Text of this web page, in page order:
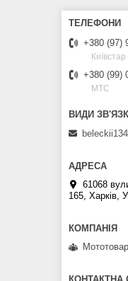
+380 (97)
Київстар
+380 (99)
МТС
61068
165, Харків,